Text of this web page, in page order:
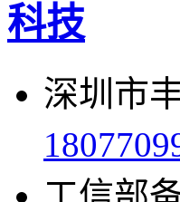
深圳市